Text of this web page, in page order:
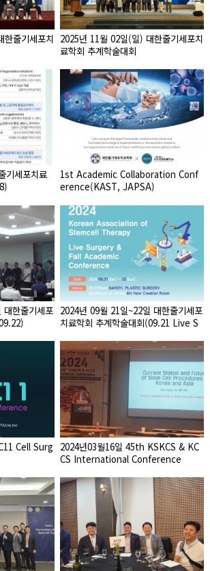
줄기세포치 2025년 11월 02일(일) 대한줄기세포치
료학회 추계학술대회
기세포치료
1st Academic Collaboration Conf
erence(KAST, JAPSA)
한줄기세포 2024년 09월 21일~22일 대한줄기세포
치료학회 추계학술대회(09.21 Live S
Cell Surg
2024년03월16일 45th KSKCS & KC
CS International Conference